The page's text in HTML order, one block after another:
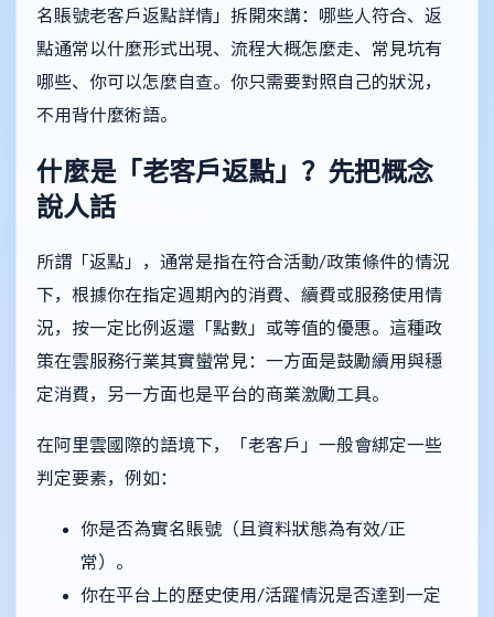
名賬號老客戶返點詳情」拆開來講：哪些人符合、返
點通常以什麼形式出現、流程大概怎麼走、常見坑有
哪些、你可以怎麼自查。你只需要對照自己的狀況，
不用背什麼術語。
什麼是「老客戶返點」？先把概念
說人話
所謂「返點」，通常是指在符合活動/政策條件的情況
下，根據你在指定週期內的消費、續費或服務使用情
況，按一定比例返還「點數」或等值的優惠。這種政
策在雲服務行業其實蠻常見：一方面是鼓勵續用與穩
定消費，另一方面也是平台的商業激勵工具。
在阿里雲國際的語境下，「老客戶」一般會綁定一些
判定要素，例如：
你是否為實名賬號（且資料狀態為有效/正
常）。
你在平台上的歷史使用/活躍情況是否達到一定